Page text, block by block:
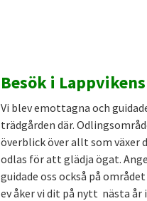
Besök i
Vi blev emottagna och
trädgården där.
överblick över allt som växer
odlas för att glädja ögat.
guidade oss också på
ev åker vi dit på nytt nästa år